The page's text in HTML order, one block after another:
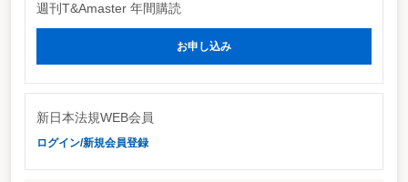
週刊T&Amaster 年間購読
お申し込み
新日本法規WEB会員
ログイン/新規会員登録